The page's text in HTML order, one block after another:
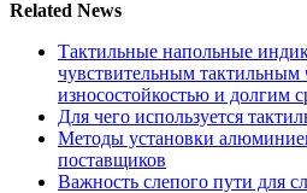
Related News
Тактильные напольные
чувствительным тактильным
износостойкостью и долгим
Для чего используется
Методы установки
поставщиков
Важность слепого пути для